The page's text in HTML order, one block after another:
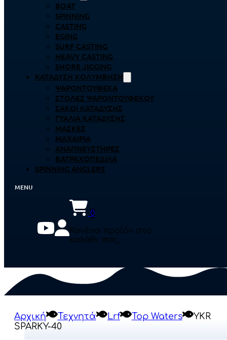
BOAT
SPINNING
CASTING
EGING
SURF CASTING
HEAVY CASTING
SHORE JIGGING
ΚΑΤΆΔΥΣΗ ΚΟΛΎΜΒΗΣΗ
ΨΑΡΟΝΤΟΎΦΕΚΑ
ΣΤΟΛΈΣ ΨΑΡΟΝΤΟΎΦΕΚΟΥ
ΣΆΚΟΙ ΚΑΤΆΔΥΣΗΣ
ΓΥΑΛΙΆ ΚΑΤΆΔΥΣΗΣ
ΜΆΣΚΕΣ
ΜΑΧΑΊΡΙΑ
ΑΝΑΠΝΕΥΣΤΉΡΕΣ
ΒΑΤΡΑΧΟΠΈΔΙΛΑ
SPINNING ANGLERS
0
Κανένα προϊόν στο
καλάθι σας.
Αρχική Τεχνητά Lrf Top Waters
YKR
SPARKY-40